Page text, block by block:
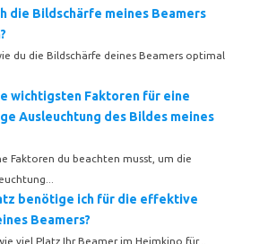
die Bildschärfe meines Beamers
du die Bildschärfe deines Beamers optimal
wichtigsten Faktoren für eine
Ausleuchtung des Bildes meines
Faktoren du beachten musst, um die
benötige ich für die effektive
Beamers?
viel Platz Ihr Beamer im Heimkino für...